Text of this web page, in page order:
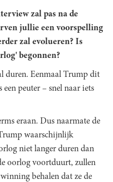
zal pas na de
jullie een voorspelling
zal evolueren? Is
begonnen?
duren. Eenmaal Trump dit
peuter – snel naar iets
eraan. Dus naarmate de
waarschijnlijk
niet langer duren dan
oorlog voortduurt, zullen
behalen dat ze de